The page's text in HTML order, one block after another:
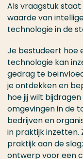
Als vraagstuk
waarde van
technologie in de
Je bestudeert hoe
technologie kan
gedrag te
je ontdekken en
hoe jij wilt
omgevingen in de
bedrijven en
in praktijk inzetten.
praktijk aan de
ontwerp voor een